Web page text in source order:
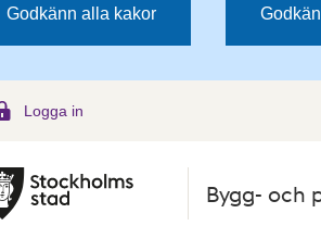
Godkänn alla kakor
Logga in
Bygg- och